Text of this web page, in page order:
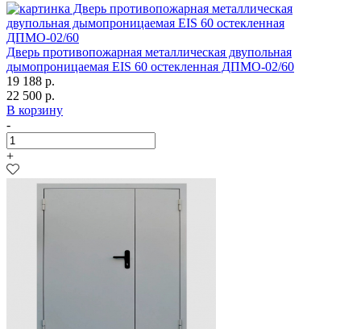
Дверь противопожарная металлическая двупольная
дымопроницаемая EIS 60 остекленная ДПМО-02/60
19 188 р.
22 500 р.
В корзину
-
+